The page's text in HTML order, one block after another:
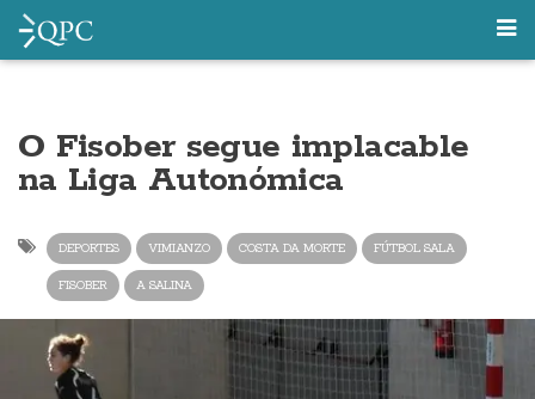
O Fisober segue implacable
na Liga Autonómica
DEPORTES VIMIANZO COSTA DA MORTE FÚTBOL SALA
FISOBER A SALINA